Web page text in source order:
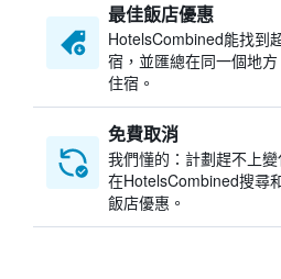
最佳飯店優惠
HotelsCombined​能找到
宿，並匯總在同一個地
住宿。
免費取消
我們懂的：計劃趕不上
在HotelsCombined搜尋
飯店優惠。